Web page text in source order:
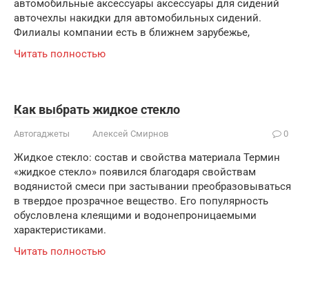
автомобильные аксессуары аксессуары для сидений
авточехлы накидки для автомобильных сидений.
Филиалы компании есть в ближнем зарубежье,
Читать полностью
Как выбрать жидкое стекло
Автогаджеты Алексей Смирнов 0
Жидкое стекло: состав и свойства материала Термин
«жидкое стекло» появился благодаря свойствам
водянистой смеси при застывании преобразовываться
в твердое прозрачное вещество. Его популярность
обусловлена клеящими и водонепроницаемыми
характеристиками.
Читать полностью